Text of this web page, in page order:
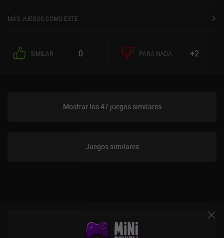
MÁS JUEGOS COMO ESTE
SIMILAR 0 PARA NADA +2
Mostrar los 47 juegos similares
Juegos similares